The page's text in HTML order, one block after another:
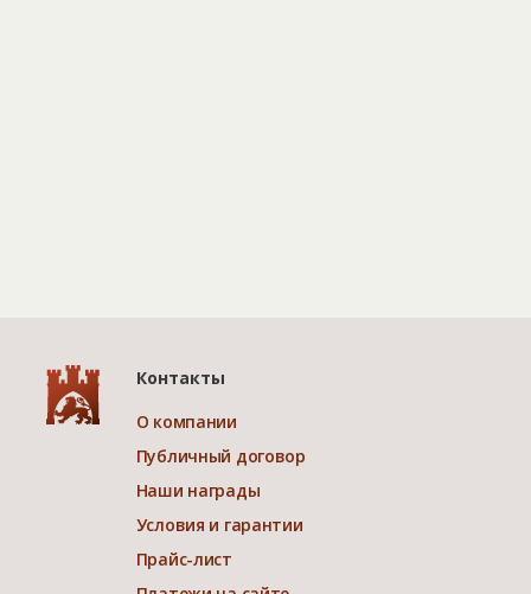
Контакты
О компании
Публичный договор
Наши награды
Условия и гарантии
Прайс-лист